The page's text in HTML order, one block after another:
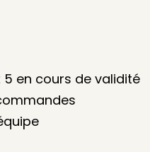
5 en cours de validité